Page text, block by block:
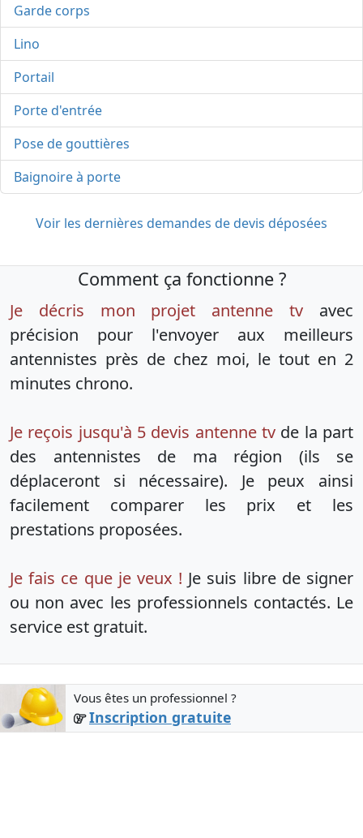
Garde corps
Lino
Portail
Porte d'entrée
Pose de gouttières
Baignoire à porte
Voir les dernières demandes de devis déposées
Comment ça fonctionne ?
Je décris mon projet antenne tv avec
précision pour l'envoyer aux meilleurs
antennistes près de chez moi, le tout en 2
minutes chrono.
Je reçois jusqu'à 5 devis antenne tv de la part
des antennistes de ma région (ils se
déplaceront si nécessaire). Je peux ainsi
facilement comparer les prix et les
prestations proposées.
Je fais ce que je veux ! Je suis libre de signer
ou non avec les professionnels contactés. Le
service est gratuit.
Vous êtes un professionnel ?
Inscription gratuite